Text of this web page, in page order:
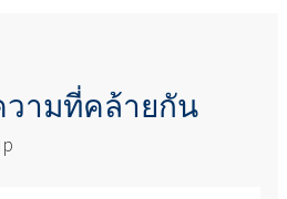
ามที่คล้ายกัน